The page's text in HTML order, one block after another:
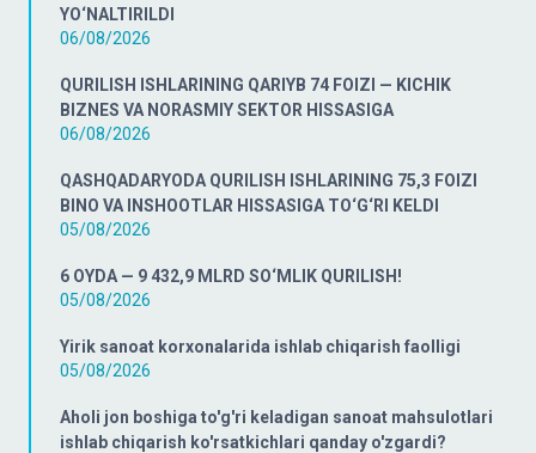
YO‘NALTIRILDI
06/08/2026
QURILISH ISHLARINING QARIYB 74 FOIZI — KICHIK
BIZNES VA NORASMIY SEKTOR HISSASIGA
06/08/2026
QASHQADARYODA QURILISH ISHLARINING 75,3 FOIZI
BINO VA INSHOOTLAR HISSASIGA TO‘G‘RI KELDI
05/08/2026
6 OYDA — 9 432,9 MLRD SO‘MLIK QURILISH!
05/08/2026
Yirik sanoat korxonalarida ishlab chiqarish faolligi
05/08/2026
Aholi jon boshiga to'g'ri keladigan sanoat mahsulotlari
ishlab chiqarish ko'rsatkichlari qanday o'zgardi?